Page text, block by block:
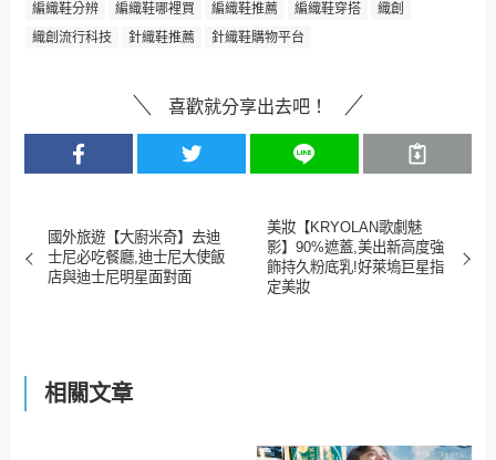
編織鞋分辨
編織鞋哪裡買 編織鞋推薦 編織鞋穿搭
織創
織創流行科技
針織鞋推薦 針織鞋購物平台
喜歡就分享出去吧！
國外旅遊【大廚米奇】去迪
士尼必吃餐廳,迪士尼大使飯
店與迪士尼明星面對面
美妝【KRYOLAN歌劇魅
影】90%遮蓋,美出新高度強
飾持久粉底乳!好萊塢巨星指
定美妝
相關文章